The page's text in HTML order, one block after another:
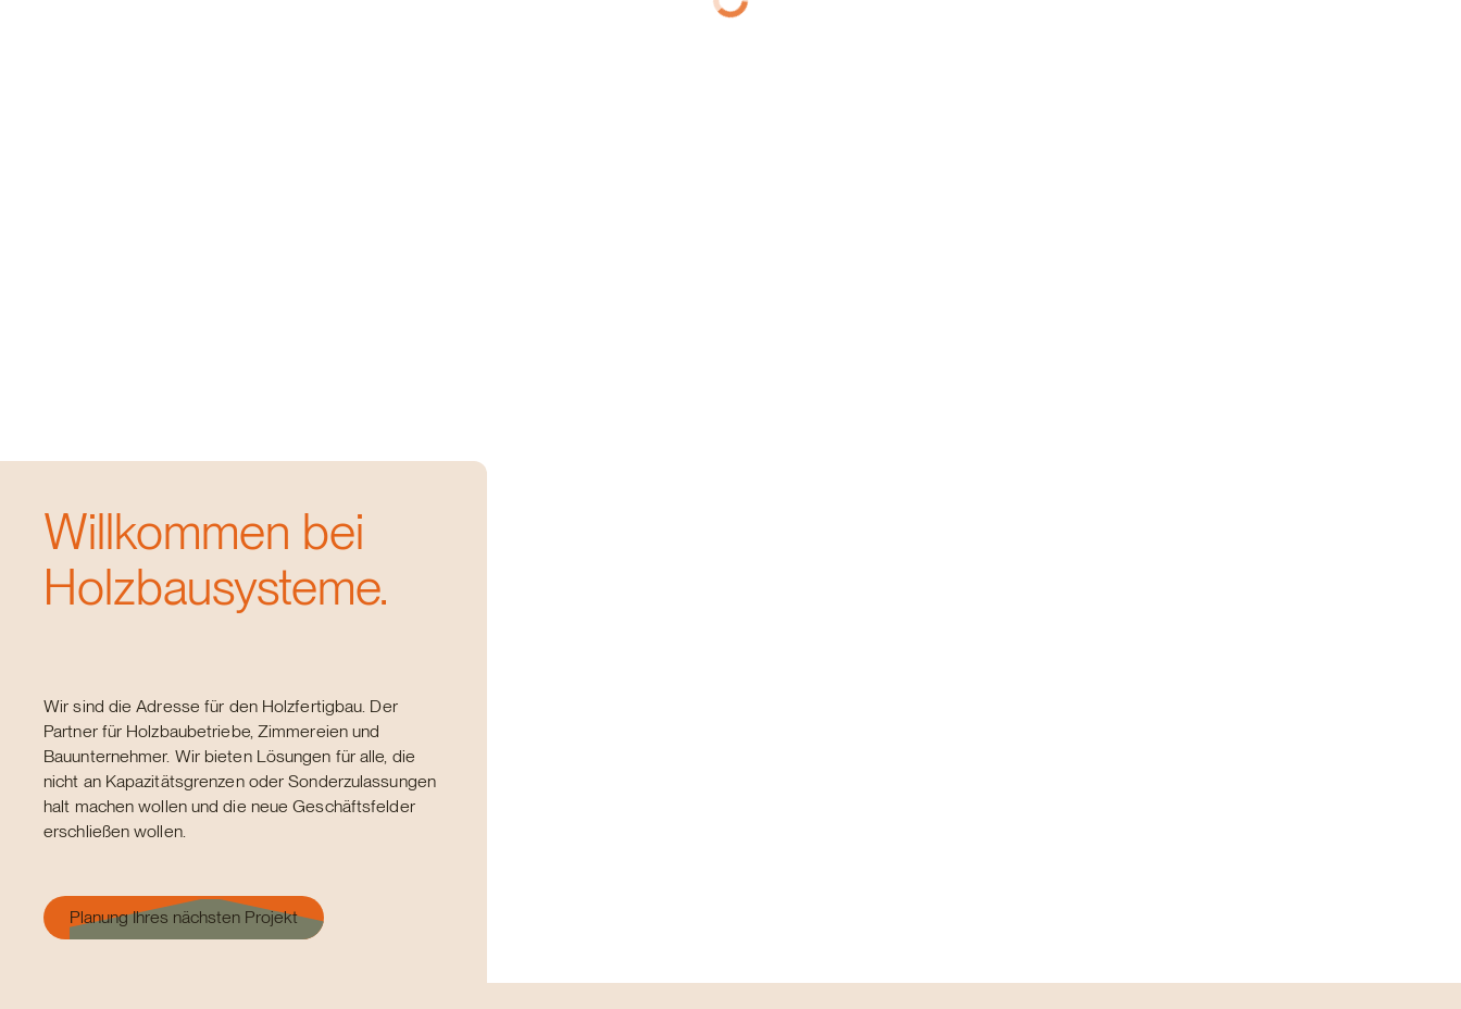
Willkommen bei
Holzbausysteme.
Wir sind die Adresse für den Holzfertigbau. Der
Partner für Holzbaubetriebe, Zimmereien und
Bauunternehmer. Wir bieten Lösungen für alle, die
nicht an Kapazitätsgrenzen oder Sonderzulassungen
halt machen wollen und die neue Geschäftsfelder
erschließen wollen.
Planung Ihres nächsten Projekt